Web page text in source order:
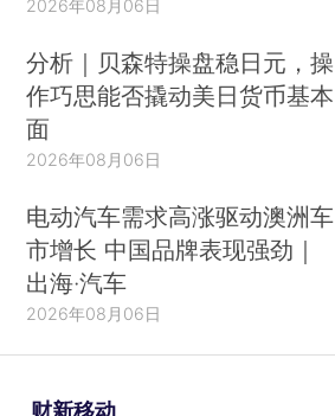
2026年08月06日
分析｜贝森特操盘稳日元，操
作巧思能否撬动美日货币基本
面
2026年08月06日
电动汽车需求高涨驱动澳洲车
市增长 中国品牌表现强劲｜
出海·汽车
2026年08月06日
财新移动